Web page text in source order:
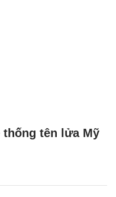
thống tên lửa Mỹ